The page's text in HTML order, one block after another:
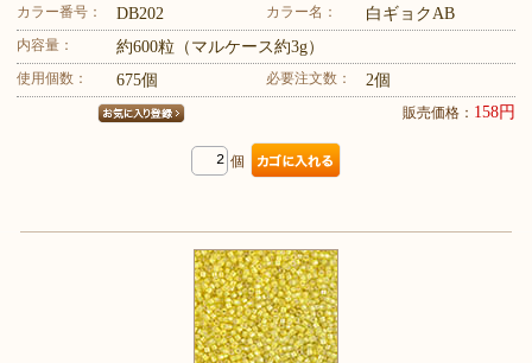
カラー番号： DB202 カラー名： 白ギョクAB
内容量： 約600粒（マルケース約3g）
使用個数： 675個 必要注文数： 2個
販売価格： 158円
個